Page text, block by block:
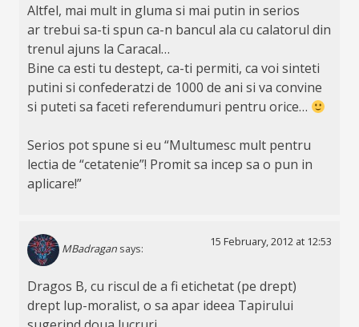
Altfel, mai mult in gluma si mai putin in serios
ar trebui sa-ti spun ca-n bancul ala cu calatorul din
trenul ajuns la Caracal…
Bine ca esti tu destept, ca-ti permiti, ca voi sinteti
putini si confederatzi de 1000 de ani si va convine
si puteti sa faceti referendumuri pentru orice…
Serios pot spune si eu “Multumesc mult pentru
lectia de “cetatenie”! Promit sa incep sa o pun in
aplicare!”
MBadragan says:
15 February, 2012 at 12:53
Dragos B, cu riscul de a fi etichetat (pe drept)
drept lup-moralist, o sa apar ideea Tapirului